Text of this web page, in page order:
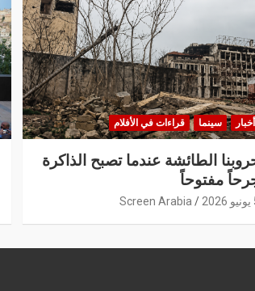
أخبار سينما قراءات في الأفلام
الطائشة عندما تصبح الذاكرة
مفتوحاً
Screen Arabia